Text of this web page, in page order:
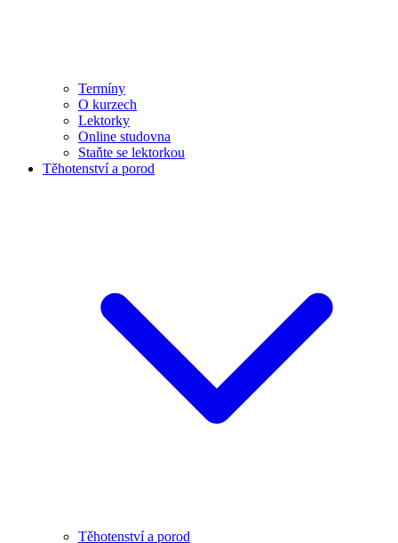
Termíny
O kurzech
Lektorky
Online studovna
Staňte se lektorkou
Těhotenství a porod
Těhotenství a porod